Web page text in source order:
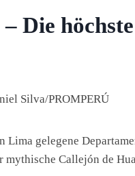
– Die
Silva/PROMPERÚ
Lima gelegene
mythische Callejón de